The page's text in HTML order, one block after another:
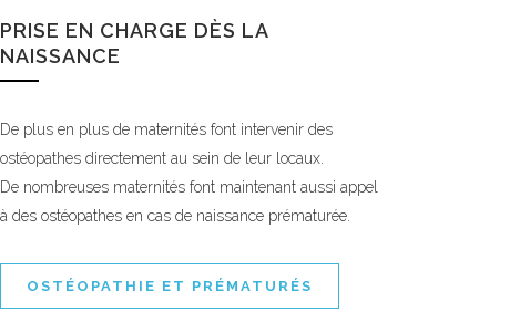
PRISE EN CHARGE DÈS LA
NAISSANCE
De plus en plus de maternités font intervenir des
ostéopathes directement au sein de leur locaux.
De nombreuses maternités font maintenant aussi appel
à des ostéopathes en cas de naissance prématurée.
OSTÉOPATHIE ET PRÉMATURÉS